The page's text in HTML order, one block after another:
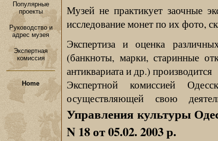
Популярные
проекты
Руководство и
адрес музея
Экспертная
комиссия
Home
Музей не практикует заочные
исследование монет по их фото,
Экспертиза и оценка
(банкноты, марки, старинные
антиквариата и др.) производится
Экспертной комиссией
осуществляющей свою
Управления культуры
N 18 от 05.02. 2003 р.